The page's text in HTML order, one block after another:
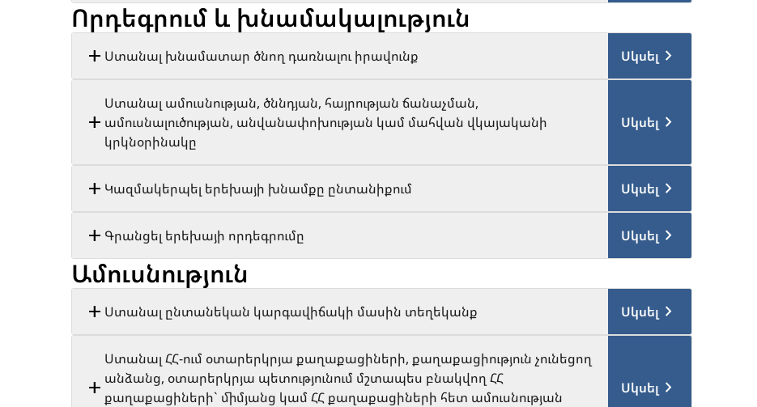
Որդեգրում և խնամակալություն
Ստանալ խնամատար ծնող դառնալու իրավունք Սկսել
Ստանալ ամուսնության, ծննդյան, հայրության ճանաչման,
ամուսնալուծության, անվանափոխության կամ մահվան վկայականի
կրկնօրինակը
Սկսել
Կազմակերպել երեխայի խնամքը ընտանիքում Սկսել
Գրանցել երեխայի որդեգրումը Սկսել
Ամուսնություն
Ստանալ ընտանեկան կարգավիճակի մասին տեղեկանք Սկսել
Ստանալ ՀՀ-ում օտարերկրյա քաղաքացիների, քաղաքացիություն չունեցող
անձանց, օտարերկրյա պետությունում մշտապես բնակվող ՀՀ
քաղաքացիների` միմյանց կամ ՀՀ քաղաքացիների հետ ամուսնության
Սկսել